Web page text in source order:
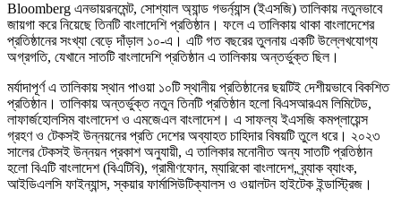
Bloomberg এনভায়রনমেন্ট, সোশ্যাল অ্যান্ড গভর্ন্যান্স (ইএসজি) তালিকায় নতুনভাবে
জায়গা করে নিয়েছে তিনটি বাংলাদেশি প্রতিষ্ঠান। ফলে এ তালিকায় থাকা বাংলাদেশের
প্রতিষ্ঠানের সংখ্যা বেড়ে দাঁড়াল ১০-এ। এটি গত বছরের তুলনায় একটি উল্লেখযোগ্য
অগ্রগতি, যেখানে সাতটি বাংলাদেশি প্রতিষ্ঠান এ তালিকায় অন্তর্ভুক্ত ছিল।
মর্যাদাপূর্ণ এ তালিকায় স্থান পাওয়া ১০টি স্থানীয় প্রতিষ্ঠানের ছয়টিই দেশীয়ভাবে বিকশিত
প্রতিষ্ঠান। তালিকায় অন্তর্ভুক্ত নতুন তিনটি প্রতিষ্ঠান হলো বিএসআরএম লিমিটেড,
লাফার্জহোলসিম বাংলাদেশ ও এমজেএল বাংলাদেশ। এ সাফল্য ইএসজি কমপ্লায়েন্স
গ্রহণ ও টেকসই উন্নয়নের প্রতি দেশের অব্যাহত চাহিদার বিষয়টি তুলে ধরে। ২০২৩
সালের টেকসই উন্নয়ন প্রকাশ অনুযায়ী, এ তালিকার মনোনীত অন্য সাতটি প্রতিষ্ঠান
হলো বিএটি বাংলাদেশ (বিএটিবি), গ্রামীণফোন, ম্যারিকো বাংলাদেশ, ব্র্যাক ব্যাংক,
আইডিএলসি ফাইন্যান্স, স্কয়ার ফার্মাসিউটিক্যালস ও ওয়ালটন হাইটেক ইন্ডাস্ট্রিজ।